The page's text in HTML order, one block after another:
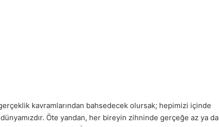
kavramlarından bahsedecek olursak; hepimizi içinde
dünyamızdır. Öte yandan, her bireyin zihninde gerçeğe az ya da